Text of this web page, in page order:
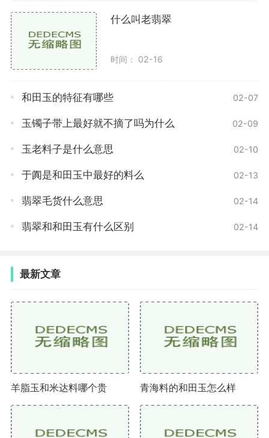
性。
除了掌握专业知识外，在鉴定老玉真假时，还需要
通过实物的观察和感觉来进行。可以通过观察玉石的形
状、大小和外观等特征，如是否有刀痕、磨损痕迹等。
在手上有一种沁凉的感觉。
者专家进行鉴定。他们有丰富的经验和专业的知识，能
够提供准确的鉴定结果。而且专业机构通常使用一些高
中可以更加准确地分析玉石的物理特征和化学成分。
鉴定老玉真假需要掌握一定的知识和技巧，同时需
部结构，掌握专业知识，观察实物和感觉玉石的特征等
方法，可以提高鉴定老玉真假的准确性和可靠性。最好
定，以确保自己所购买的玉石是真正的老玉。
什么叫老翡翠
时间： 02-16
和田玉的特征有哪些 02-07
玉镯子带上最好就不摘了吗为什么 02-09
玉老料子是什么意思 02-10
于阗是和田玉中最好的料么 02-13
翡翠毛货什么意思 02-14
翡翠和和田玉有什么区别 02-14
最新文章
羊脂玉和米达料哪个贵 青海料的和田玉怎么样